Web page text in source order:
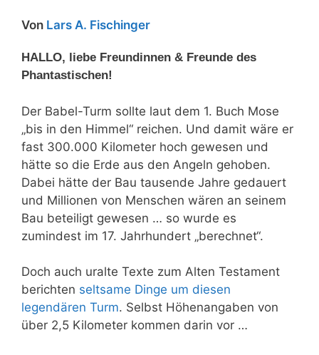
Von Lars A. Fischinger
HALLO, liebe Freundinnen & Freunde des
Phantastischen!
Der Babel-Turm sollte laut dem 1. Buch Mose
„bis in den Himmel“ reichen. Und damit wäre er
fast 300.000 Kilometer hoch gewesen und
hätte so die Erde aus den Angeln gehoben.
Dabei hätte der Bau tausende Jahre gedauert
und Millionen von Menschen wären an seinem
Bau beteiligt gewesen … so wurde es
zumindest im 17. Jahrhundert „berechnet“.
Doch auch uralte Texte zum Alten Testament
berichten seltsame Dinge um diesen
legendären Turm. Selbst Höhenangaben von
über 2,5 Kilometer kommen darin vor …